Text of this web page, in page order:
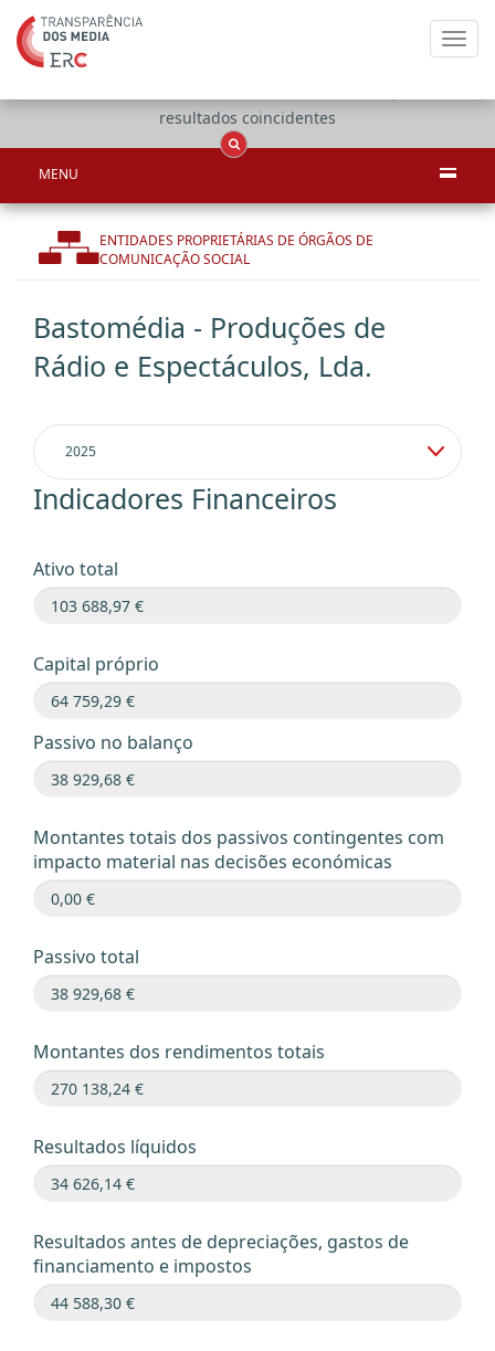
resultados coincidentes
MENU
ENTIDADES PROPRIETÁRIAS DE ÓRGÃOS DE
COMUNICAÇÃO SOCIAL
Bastomédia - Produções de
Rádio e Espectáculos, Lda.
Indicadores Financeiros
Ativo total
Capital próprio
Passivo no balanço
Montantes totais dos passivos contingentes com
impacto material nas decisões económicas
Passivo total
Montantes dos rendimentos totais
Resultados líquidos
Resultados antes de depreciações, gastos de
financiamento e impostos